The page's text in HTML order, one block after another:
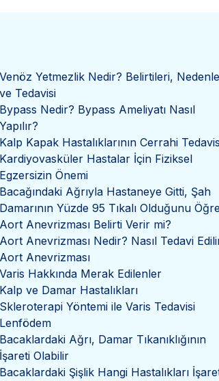
Venöz Yetmezlik Nedir? Belirtileri,
ve Tedavisi
Bypass Nedir? Bypass Ameliyatı Nasıl
Yapılır?
Kalp Kapak Hastalıklarının Cerrahi
Kardiyovasküler Hastalar İçin Fiziksel
Egzersizin Önemi
Bacağındaki Ağrıyla Hastaneye Gitti, Şah
Damarının Yüzde 95 Tıkalı Olduğunu
Aort Anevrizması Belirti Verir mi?
Aort Anevrizması Nedir? Nasıl Tedavi
Aort Anevrizması
Varis Hakkında Merak Edilenler
Kalp ve Damar Hastalıkları
Skleroterapi Yöntemi ile Varis Tedavisi
Lenfödem
Bacaklardaki Ağrı, Damar Tıkanıklığının
İşareti Olabilir
Bacaklardaki Şişlik Hangi Hastalıkları